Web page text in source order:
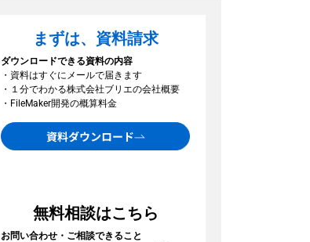
まずは、資料請求
ダウンロードできる資料の内容
・資料はすぐにメールで届きます
・１分でわかる株式会社ブリエの会社概要
・FileMaker開発の概算料金
資料ダウンロード
無料相談はこちら
お問い合わせ・ご相談できること